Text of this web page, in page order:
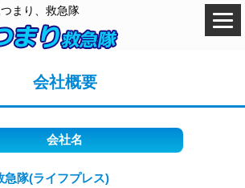
まり、救急隊
会社概要
会社名
急隊(ライフプレス)